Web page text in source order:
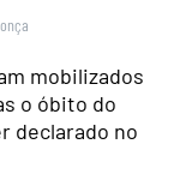
mobilizados
o óbito do
declarado no